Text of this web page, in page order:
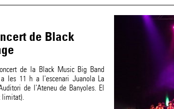
de Black
de la Black Music Big Band
les 11 h a l'escenari Juanola La
de l'Ateneu de Banyoles. El
limitat).